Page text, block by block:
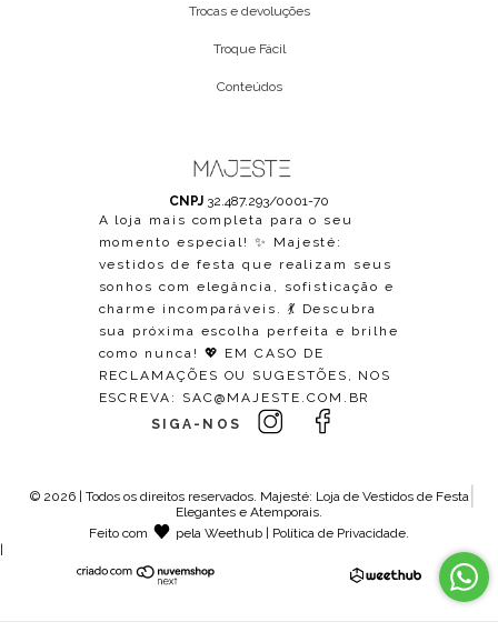
Trocas e devoluções
Troque Fácil
Conteúdos
CNPJ 32.487.293/0001-70
A loja mais completa para o seu
momento especial! ✨ Majesté:
vestidos de festa que realizam seus
sonhos com elegância, sofisticação e
charme incomparáveis. 💃 Descubra
sua próxima escolha perfeita e brilhe
como nunca! 💖 EM CASO DE
RECLAMAÇÕES OU SUGESTÕES, NOS
ESCREVA: SAC@MAJESTE.COM.BR
SIGA-NOS
© 2026 | Todos os direitos reservados. Majesté: Loja de Vestidos de Festa
Elegantes e Atemporais.
Feito com
pelaWeethub Política de Privacidade.
|